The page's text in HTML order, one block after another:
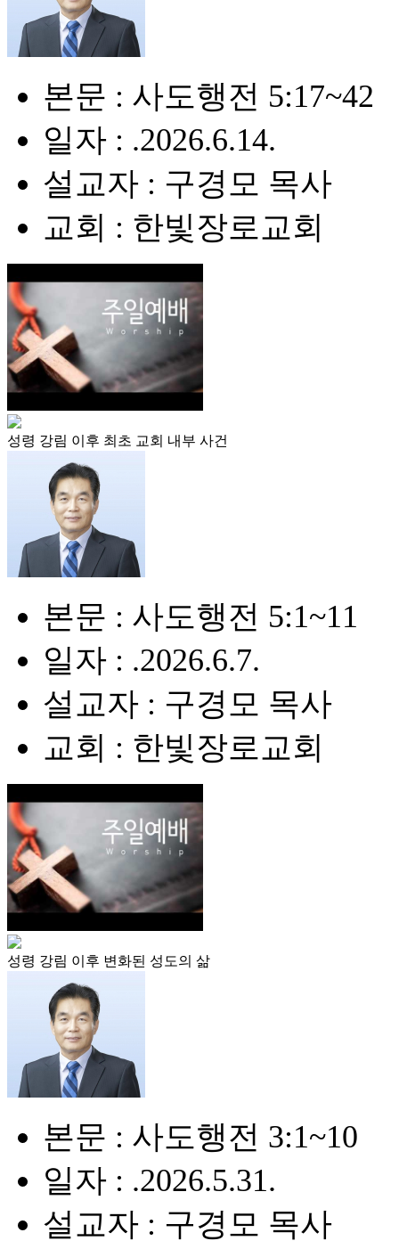
본문 : 사도행전 5:17~42
일자 : .2026.6.14.
설교자 : 구경모 목사
교회 : 한빛장로교회
성령 강림 이후 최초 교회 내부 사건
본문 : 사도행전 5:1~11
일자 : .2026.6.7.
설교자 : 구경모 목사
교회 : 한빛장로교회
성령 강림 이후 변화된 성도의 삶
본문 : 사도행전 3:1~10
일자 : .2026.5.31.
설교자 : 구경모 목사